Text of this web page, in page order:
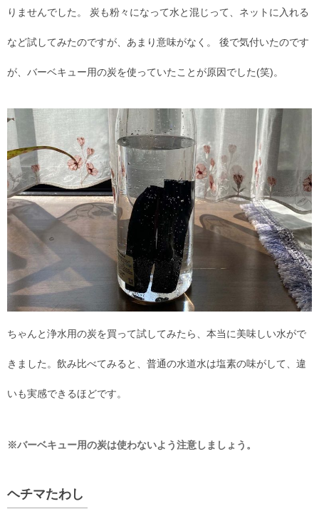
りませんでした。 炭も粉々になって水と混じって、ネットに入れる
など試してみたのですが、あまり意味がなく。 後で気付いたのです
が、バーベキュー用の炭を使っていたことが原因でした(笑)。
ちゃんと浄水用の炭を買って試してみたら、本当に美味しい水がで
きました。飲み比べてみると、普通の水道水は塩素の味がして、違
いも実感できるほどです。
※バーベキュー用の炭は使わないよう注意しましょう。
ヘチマたわし